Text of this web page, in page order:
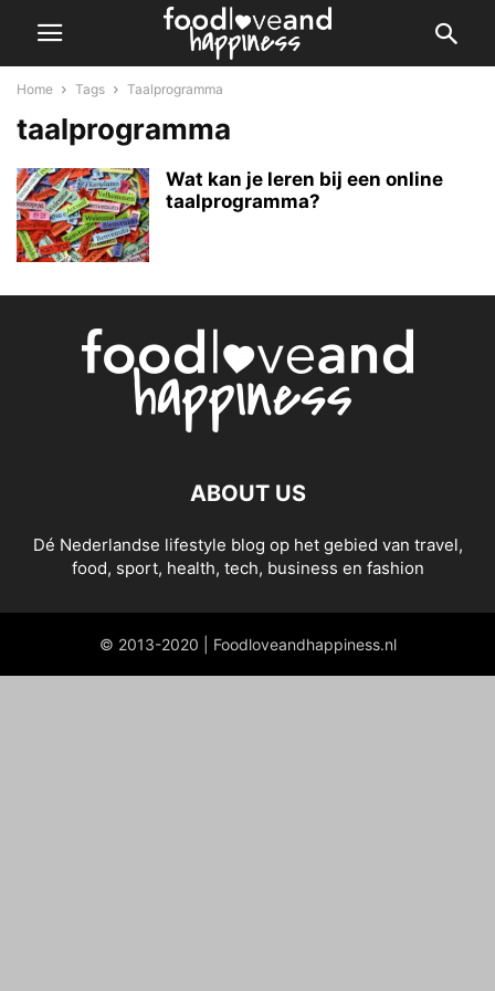
Home Tags Taalprogramma
taalprogramma
Wat kan je leren bij een online
taalprogramma?
ABOUT US
Dé Nederlandse lifestyle blog op het gebied van travel,
food, sport, health, tech, business en fashion
© 2013-2020 | Foodloveandhappiness.nl